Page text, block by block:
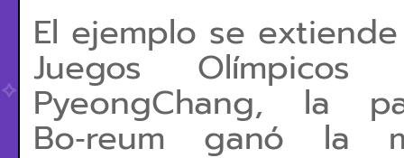
El ejemplo se
Juegos
PyeongChang, la
Bo‑reum ganó la